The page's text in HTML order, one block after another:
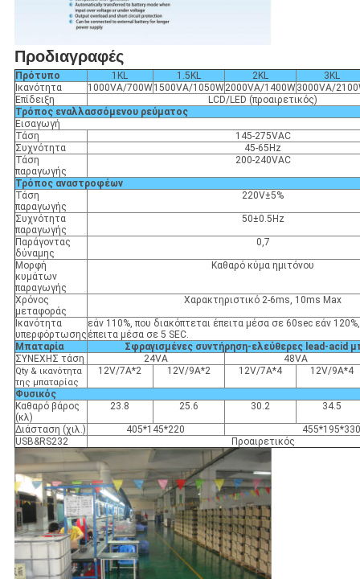
Προδιαγραφές
Πρότυπο 1KL 1.5KL 2KL
3KL
Ικανότητα
1000VA/700W1500VA/1050W2000VA/1400W3000VA/
Επίδειξη
LCD/LED (προαιρετικός)
Τρόπος εναλλασσόμενου ρεύματος
Εισαγωγή
Τάση
145-275VAC
Συχνότητα
45-65Hz
Τάση
παραγωγής
200-240VAC
Τρόπος αναστροφέων
Τάση
παραγωγής
220V±5%
Συχνότητα
παραγωγής
50±0.5Hz
Παράγοντας
δύναμης
0,7
Μορφή
κυμάτων
παραγωγής
Καθαρό κύμα ημιτόνου
Χρόνος
μεταφοράς
Χαρακτηριστικό 2-6ms, 10ms Max
Ικανότητα
υπερφόρτωσης
εάν 110%, που διακόπτεται έπειτα μέσα σε 60sec εάν
έπειτα μέσα σε 5 SEC.
Μπαταρία
Σφραγισμένες συντήρηση-ελεύθερες lead-acid
ΣΥΝΕΧΗΣ τάση
24VA 48VA
Qty & ικανότητα
της μπαταρίας
12V/7A*2 12V/9A*2 12V/7A*4 12V/9A*4
Φυσικός
Καθαρό βάρος
(κλ)
23.8 25.6 30.2 34.5
Διάσταση (χιλ.) 405*145*220
USB&RS232
Προαιρετικός